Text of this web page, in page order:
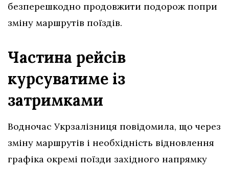
безперешкодно продовжити подорож попри
зміну маршрутів поїздів.
Частина рейсів
курсуватиме із
затримками
Водночас Укрзалізниця повідомила, що через
зміну маршрутів і необхідність відновлення
графіка окремі поїзди західного напрямку